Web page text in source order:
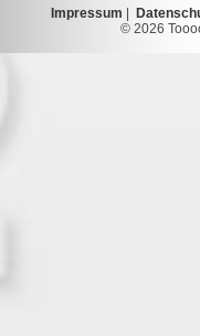
Impressum
© 2026